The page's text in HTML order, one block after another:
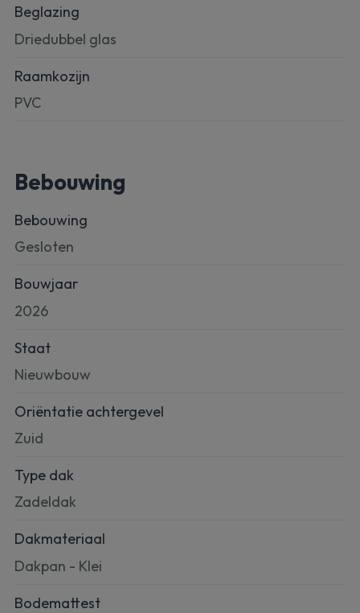
Beglazing
Driedubbel glas
Raamkozijn
PVC
Bebouwing
Bebouwing
Gesloten
Bouwjaar
2026
Staat
Nieuwbouw
Oriëntatie achtergevel
Zuid
Type dak
Zadeldak
Dakmateriaal
Dakpan - Klei
Bodemattest